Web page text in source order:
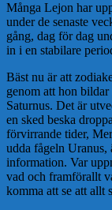
Många Lejon har
under de senaste
gång, dag för dag
in i en stabilare
Bäst nu är att
genom att hon
Saturnus. Det är
en sked beska
förvirrande tider,
udda fågeln
information. Var
vad och framförallt
komma att se att allt